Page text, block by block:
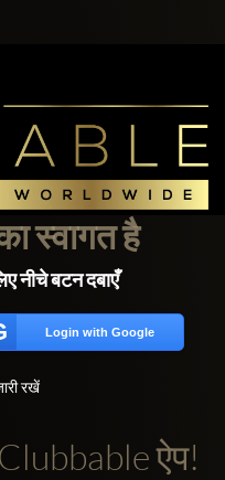
स्वागत है
नीचे बटन दबाएँ
Login with Google
रखें
ऐप!